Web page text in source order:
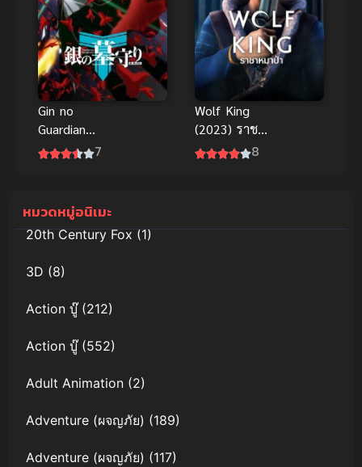
Gin no
Guardian
(2017) ผู้ 7
Wolf King
(2023) ราชา
หมาป่า ภาค
8
หมวดหมู่อนิเมะ
20th Century Fox(1)
3D (8)
Action บู๊(212)
Action บู๊(552)
Adult Animation (2)
Adventure (ผจญภัย) (189)
Adventure (ผจญภัย) (117)